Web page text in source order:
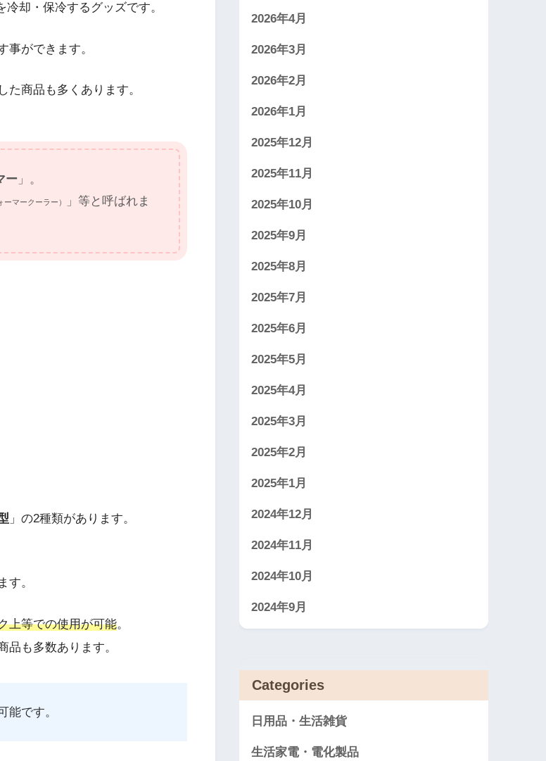
却・保冷するグッズです。
事ができます。
商品も多くあります。
ー 」。
ーマークーラー）
」等と呼ばれま
」の2種類があります。
す。
上等での使用が可能。
も多数あります。
能です。
2026年4月
2026年3月
2026年2月
2026年1月
2025年12月
2025年11月
2025年10月
2025年9月
2025年8月
2025年7月
2025年6月
2025年5月
2025年4月
2025年3月
2025年2月
2025年1月
2024年12月
2024年11月
2024年10月
2024年9月
Categories
日用品・生活雑貨
生活家電・電化製品